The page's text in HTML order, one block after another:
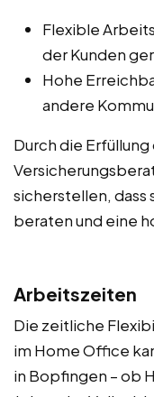
Flexible
der Kunden
Hohe
andere
Durch die
sicherstellen,
beraten und eine
Arbeitszeiten
Die zeitliche
im Home Office
in Bopfingen – ob